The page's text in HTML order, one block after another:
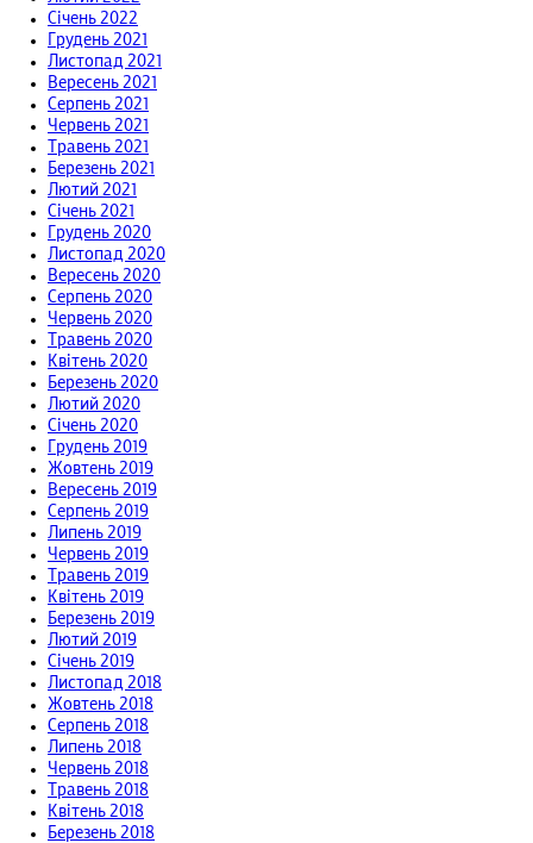
Січень 2022
Грудень 2021
Листопад 2021
Вересень 2021
Серпень 2021
Червень 2021
Травень 2021
Березень 2021
Лютий 2021
Січень 2021
Грудень 2020
Листопад 2020
Вересень 2020
Серпень 2020
Червень 2020
Травень 2020
Квітень 2020
Березень 2020
Лютий 2020
Січень 2020
Грудень 2019
Жовтень 2019
Вересень 2019
Серпень 2019
Липень 2019
Червень 2019
Травень 2019
Квітень 2019
Березень 2019
Лютий 2019
Січень 2019
Листопад 2018
Жовтень 2018
Серпень 2018
Липень 2018
Червень 2018
Травень 2018
Квітень 2018
Березень 2018